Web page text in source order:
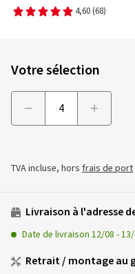
4,60 (68)
Votre sélection
TVA incluse, hors frais de port
Livraison à l'adresse
Date de livraison 12/08 -
Retrait / montage au